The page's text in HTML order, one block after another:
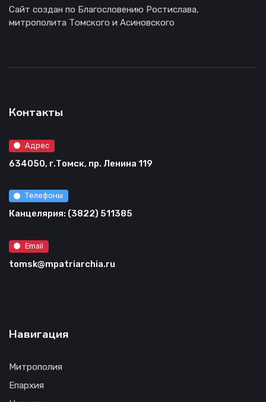
Сайт создан по Благословению Ростислава,
митрополита Томского и Асиновского
Контакты
Адрес
634050, г.Томск, пр. Ленина 119
Телефоны
Канцелярия: (3822) 511385
Email
tomsk@mpatriarchia.ru
Навигация
Митрополия
Епархия